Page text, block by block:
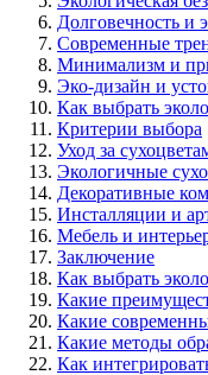
Долговечность и
Современные
Минимализм и
Эко-дизайн и
Как выбрать
Критерии выбора
Уход за
Экологичные
Декоративные
Инсталляции и
Мебель и
Заключение
Как выбрать
Какие
Какие
Какие методы
Как